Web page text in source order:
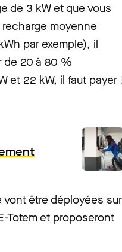
de 3 kW et que vous
moyenne
par exemple), il
de 20 à 80 %
et 22 kW, il faut payer
être déployées sur
Totem et proposeront